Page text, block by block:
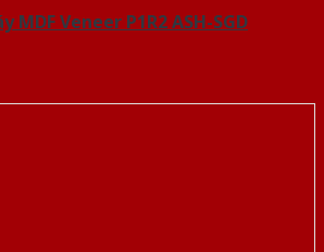
MDF Veneer P1R2 ASH-SGD